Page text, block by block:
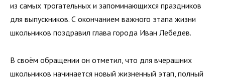
из самых трогательных и запоминающихся праздников
для выпускников. С окончанием важного этапа жизни
школьников поздравил глава города Иван Лебедев.
В своём обращении он отметил, что для вчерашних
школьников начинается новый жизненный этап, полный